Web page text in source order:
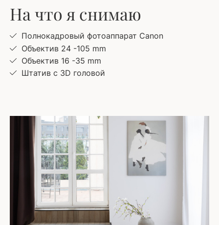
На что я снимаю
Полнокадровый фотоаппарат Canon
Объектив 24 -105 mm
Объектив 16 -35 mm
Штатив с 3D головой